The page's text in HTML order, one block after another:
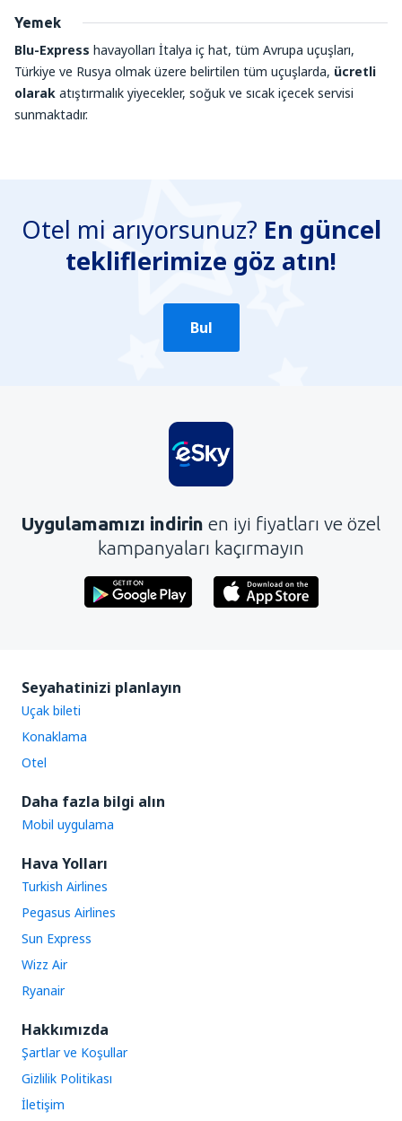
Yemek
Blu-Express havayolları İtalya iç hat, tüm Avrupa uçuşları,
Türkiye ve Rusya olmak üzere belirtilen tüm uçuşlarda, ücretli
olarak atıştırmalık yiyecekler, soğuk ve sıcak içecek servisi
sunmaktadır.
Otel mi arıyorsunuz? En güncel
tekliflerimize göz atın!
Bul
Uygulamamızı indirin en iyi fiyatları ve özel
kampanyaları kaçırmayın
Seyahatinizi planlayın
Uçak bileti
Konaklama
Otel
Daha fazla bilgi alın
Mobil uygulama
Hava Yolları
Turkish Airlines
Pegasus Airlines
Sun Express
Wizz Air
Ryanair
Hakkımızda
Şartlar ve Koşullar
Gizlilik Politikası
İletişim